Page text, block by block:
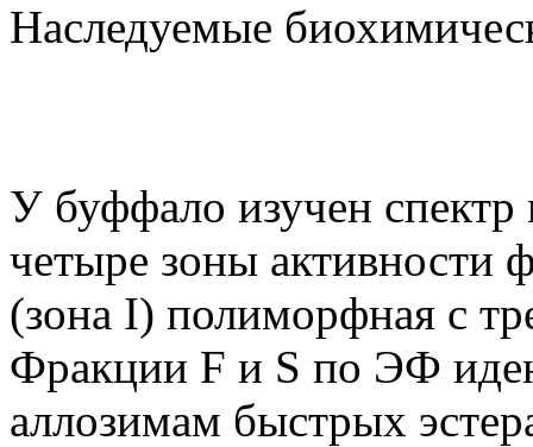
Наследуемые
У буффало изучен
четыре зоны активности
(зона I) полиморфная с
Фракции F и S по ЭФ
аллозимам быстрых